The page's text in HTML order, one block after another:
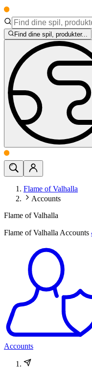
Find dine spil, produkter...
Flame of Valhalla
Accounts
Flame of Valhalla
Flame of Valhalla Accounts
Accounts